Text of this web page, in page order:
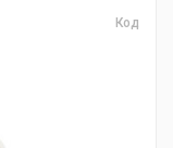
Код